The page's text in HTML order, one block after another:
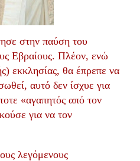
στην παύση του
Εβραίους. Πλέον, ενώ
εκκλησίας, θα έπρεπε να
αυτό δεν ίσχυε για
«αγαπητός από τον
για να τον
λεγόμενους